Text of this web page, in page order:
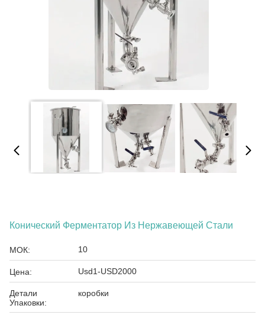
Конический Ферментатор Из Нержавеющей Стали
МОК: 10
Цена: Usd1-USD2000
Детали
Упаковки:
коробки